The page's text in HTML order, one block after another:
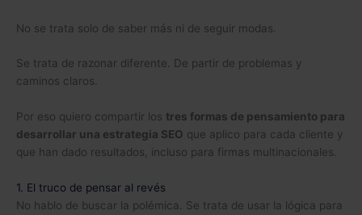
No se trata solo de saber más ni de seguir modas.
Se trata de razonar diferente. De partir de problemas y
caminos claros.
Por eso quiero compartir los tres formas de pensamiento para
desarrollar una estrategia SEO que aplico para cada cliente y
que han dado resultados, incluso para firmas multinacionales.
1. El truco de pensar al revés
No hablo de buscar la polémica. Se trata de usar la lógica para